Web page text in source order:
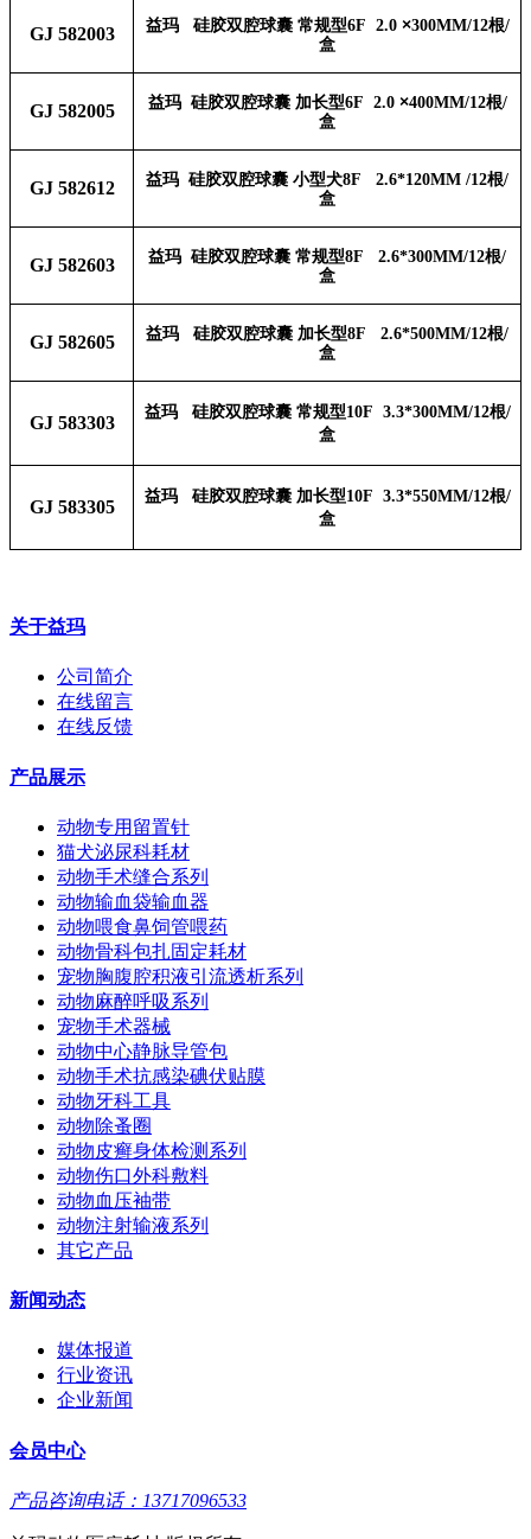
GJ 582003 益玛 硅胶双腔球囊 常规型6F 2.0 ×300MM/12根/
盒
GJ582005 益玛 硅胶双腔球囊 加长型6F 2.0 ×400MM/12根/
盒
GJ 582612 益玛 硅胶双腔球囊 小型犬8F 2.6*120MM /12根/
盒
GJ 582603 益玛 硅胶双腔球囊 常规型8F 2.6*300MM/12根/
盒
GJ582605 益玛 硅胶双腔球囊 加长型8F 2.6*500MM/12根/
盒
GJ 583303
益玛 硅胶双腔球囊 常规型10F 3.3*300MM/12根/
盒
GJ 583305
益玛 硅胶双腔球囊 加长型10F 3.3*550MM/12根/
盒
关于益玛
公司简介
在线留言
在线反馈
产品展示
动物专用留置针
猫犬泌尿科耗材
动物手术缝合系列
动物输血袋输血器
动物喂食鼻饲管喂药
动物骨科包扎固定耗材
宠物胸腹腔积液引流透析系列
动物麻醉呼吸系列
宠物手术器械
动物中心静脉导管包
动物手术抗感染碘伏贴膜
动物牙科工具
动物除蚤圈
动物皮癣身体检测系列
动物伤口外科敷料
动物血压袖带
动物注射输液系列
其它产品
新闻动态
媒体报道
行业资讯
企业新闻
会员中心
产品咨询电话：13717096533